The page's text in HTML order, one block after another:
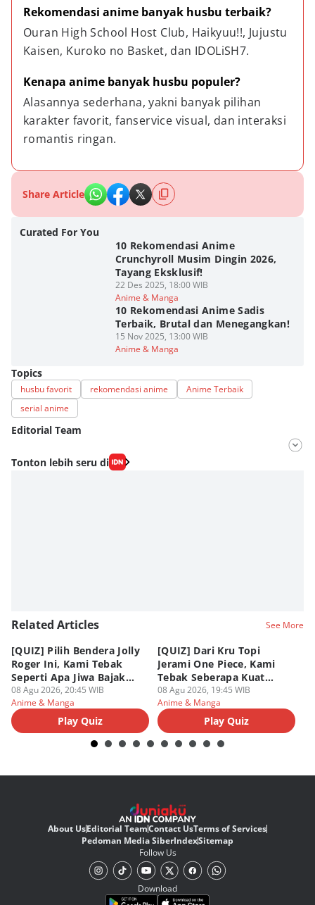
Rekomendasi anime banyak husbu terbaik?
Ouran High School Host Club, Haikyuu!!, Jujustu
Kaisen, Kuroko no Basket, dan IDOLiSH7.
Kenapa anime banyak husbu populer?
Alasannya sederhana, yakni banyak pilihan
karakter favorit, fanservice visual, dan interaksi
romantis ringan.
Share Article
Curated For You
10 Rekomendasi Anime
Crunchyroll Musim Dingin 2026,
Tayang Eksklusif!
22 Des 2025, 18:00 WIB
Anime & Manga
10 Rekomendasi Anime Sadis
Terbaik, Brutal dan Menegangkan!
15 Nov 2025, 13:00 WIB
Anime & Manga
Topics
husbu favorit rekomendasi anime
Anime Terbaik
serial anime
Editorial Team
Editor
Tonton lebih seru di
Related Articles See More
[QUIZ] Pilih Bendera Jolly
Roger Ini, Kami Tebak
Seperti Apa Jiwa Bajak
Laut Dalam Dirimu
08 Agu 2026, 20:45 WIB
Anime & Manga
Play Quiz
[QUIZ] Dari Kru Topi
Jerami One Piece, Kami
Tebak Seberapa Kuat
Mentalmu
08 Agu 2026, 19:45 WIB
Anime & Manga
Play Quiz
About UsEditorial TeamContact UsTerms of Services
Pedoman Media SiberIndexSitemap
Follow Us
Download